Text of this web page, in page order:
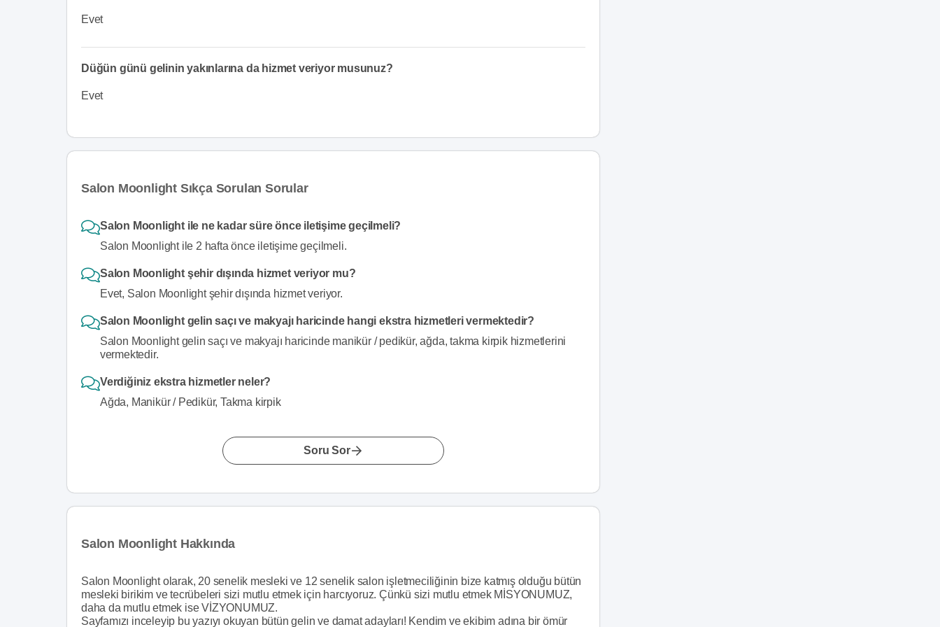
Evet
Düğün günü gelinin yakınlarına da hizmet veriyor musunuz?
Evet
Salon Moonlight Sıkça Sorulan Sorular
Salon Moonlight ile ne kadar süre önce iletişime geçilmeli?
Salon Moonlight ile 2 hafta önce iletişime geçilmeli.
Salon Moonlight şehir dışında hizmet veriyor mu?
Evet, Salon Moonlight şehir dışında hizmet veriyor.
Salon Moonlight gelin saçı ve makyajı haricinde hangi ekstra hizmetleri vermektedir?
Salon Moonlight gelin saçı ve makyajı haricinde manikür / pedikür, ağda, takma kirpik hizmetlerini
vermektedir.
Verdiğiniz ekstra hizmetler neler?
Ağda, Manikür / Pedikür, Takma kirpik
Soru Sor
Salon Moonlight Hakkında
Salon Moonlight olarak, 20 senelik mesleki ve 12 senelik salon işletmeciliğinin bize katmış olduğu bütün
mesleki birikim ve tecrübeleri sizi mutlu etmek için harcıyoruz. Çünkü sizi mutlu etmek MİSYONUMUZ,
daha da mutlu etmek ise VİZYONUMUZ.
Sayfamızı inceleyip bu yazıyı okuyan bütün gelin ve damat adayları! Kendim ve ekibim adına bir ömür